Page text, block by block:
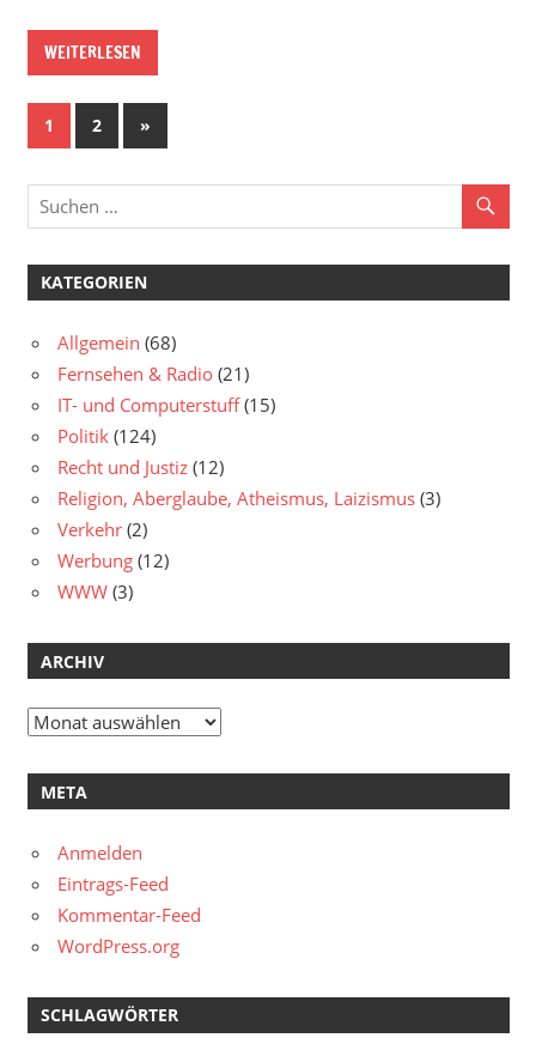
WEITERLESEN
Seitennummerierung
Beiträge
1 2
Nächste
Beiträge
»
KATEGORIEN
Allgemein (68)
Fernsehen & Radio (21)
IT- und Computerstuff(15)
Politik (124)
Recht und Justiz (12)
Religion, Aberglaube, Atheismus, Laizismus (3)
Verkehr (2)
Werbung (12)
WWW (3)
ARCHIV
Archiv
META
Anmelden
Eintrags-Feed
Kommentar-Feed
WordPress.org
SCHLAGWÖRTER